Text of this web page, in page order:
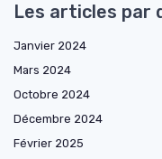
Les articles par
Janvier 2024
Mars 2024
Octobre 2024
Décembre 2024
Février 2025